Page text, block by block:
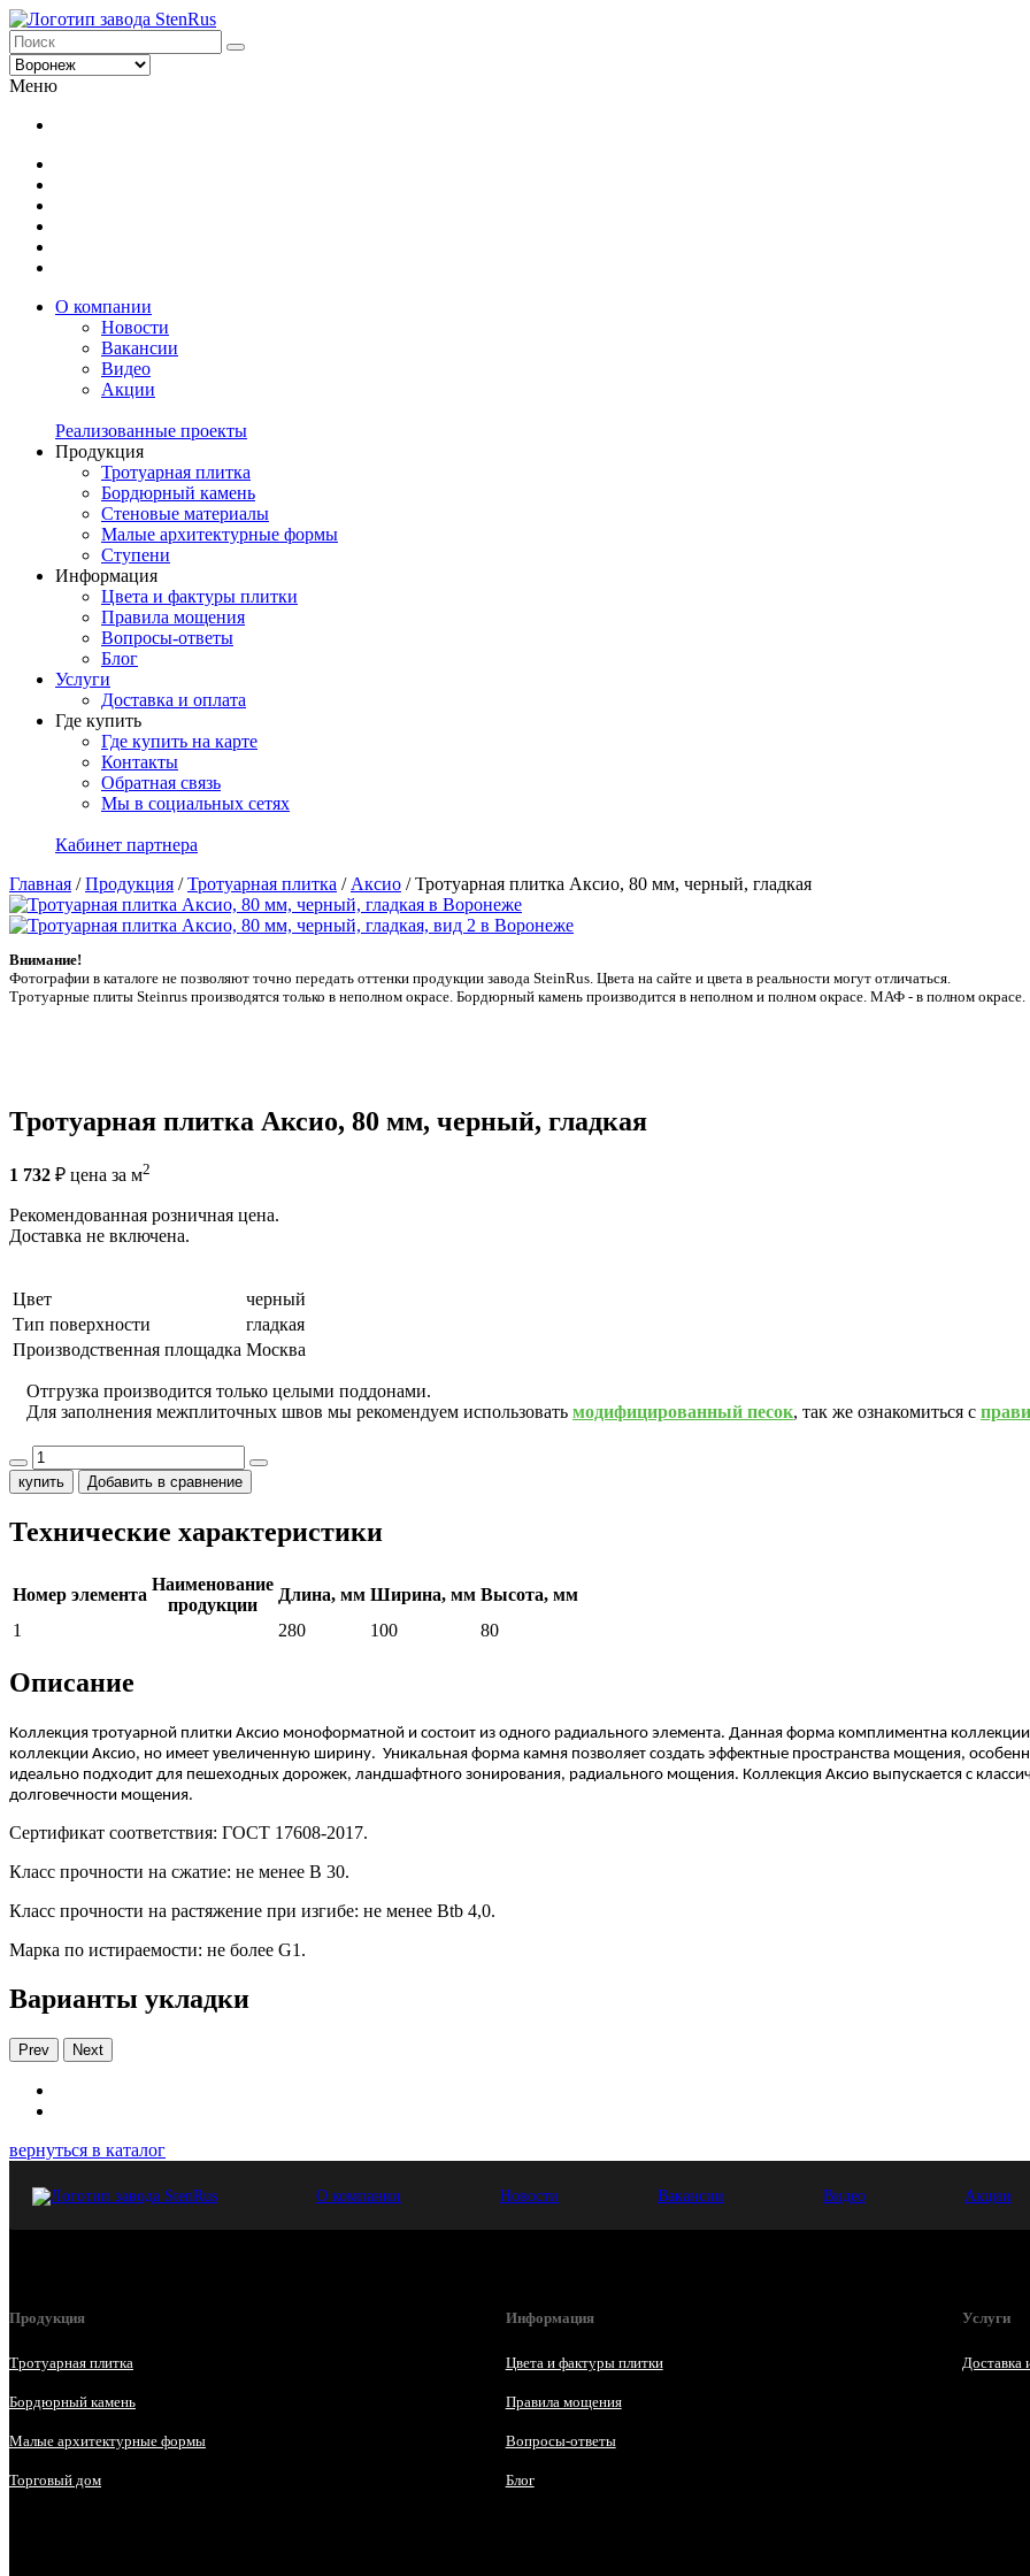
Меню
О компании
Новости
Вакансии
Видео
Акции
Реализованные проекты
Продукция
Тротуарная плитка
Бордюрный камень
Стеновые материалы
Малые архитектурные формы
Ступени
Информация
Цвета и фактуры плитки
Правила мощения
Вопросы-ответы
Блог
Услуги
Доставка и оплата
Где купить
Где купить на карте
Контакты
Обратная связь
Мы в социальных сетях
Кабинет партнера
Главная /Продукция /Тротуарная плитка / Аксио /Тротуарная плитка Аксио, 80 мм, черный, гладкая
Внимание!
Фотографии в каталоге не позволяют точно передать оттенки продукции заводa SteinRus. Цвета на сайте и цвета в реальности могут отличаться.
Тротуарные плиты Steinrus производятся только в неполном окрасе. Бордюрный камень производится в неполном и полном окрасе. МАФ - в полном окрасе.
Тротуарная плитка Аксио, 80 мм, черный, гладкая
1 732 ₽ цена за м2
Рекомендованная розничная цена.
Доставка не включена.
Цвет
черный
Тип поверхности
гладкая
Производственная площадка Москва
Отгрузка производится только целыми поддонами.
Для заполнения межплиточных швов мы рекомендуем использовать модифицированный песок, так же ознакомиться с
купить Добавить в сравнение
Технические характеристики
Номер элемента
Наименование
продукции
Длина, мм Ширина, мм Высота, мм
1
280 100 80
Описание
Коллекция тротуарной плитки Аксио моноформатной и состоит из одного радиального элемента. Данная форма комплиментна
коллекции Аксио, но имеет увеличенную ширину. Уникальная форма камня позволяет создать эффектные пространства мощения,
идеально подходит для пешеходных дорожек, ландшафтного зонирования, радиального мощения. Коллекция Аксио выпускается с
долговечности мощения.
Сертификат соответствия: ГОСТ 17608-2017.
Класс прочности на сжатие: не менее В 30.
Класс прочности на растяжение при изгибе: не менее Вtb 4,0.
Марка по истираемости: не более G1.
Варианты укладки
Prev Next
вернуться в каталог
О компании Новости Вакансии Видео Акции
Продукция
Тротуарная плитка
Бордюрный камень
Малые архитектурные формы
Торговый дом
Информация
Цвета и фактуры плитки
Правила мощения
Вопросы-ответы
Блог
Услуги
Доставка